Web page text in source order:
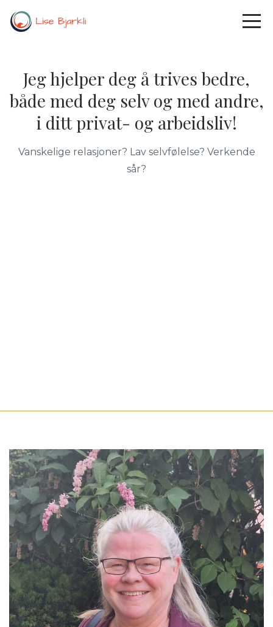
Jeg hjelper deg å trives bedre,
både med deg selv og med andre,
i ditt privat- og arbeidsliv!
Vanskelige relasjoner? Lav selvfølelse? Verkende
sår?